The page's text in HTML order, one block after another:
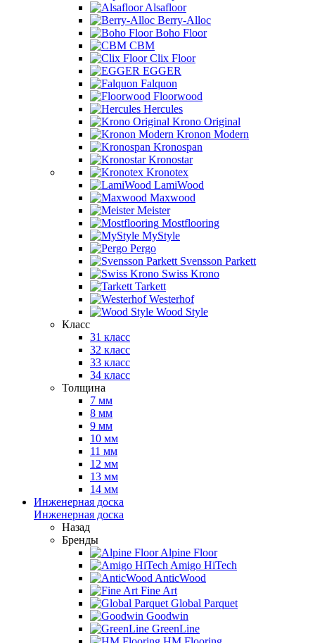
Alsafloor
Berry-Alloc
Boho Floor
CBM
Clix Floor
EGGER
Falquon
Floorwood
Hercules
Krono Original
Kronon Modern
Kronospan
Kronostar
Kronotex
LamiWood
Maxwood
Meister
Mostflooring
MyStyle
Pergo
Svensson Parkett
Swiss Krono
Tarkett
Westerhof
Wood Style
Класс
31 класс
32 класс
33 класс
34 класс
Толщина
7 мм
8 мм
9 мм
10 мм
11 мм
12 мм
13 мм
14 мм
Инженерная доска
Инженерная доска
Назад
Бренды
Alpine Floor
Amigo HiTech
AnticWood
Fine Art
Global Parquet
Goodwin
GreenLine